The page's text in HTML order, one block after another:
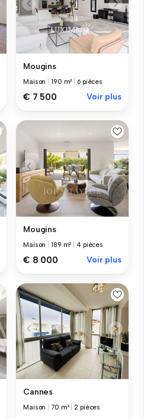
Mougins
Maison |190 m² 6 pièces
€ 7 500 Voir plus
Mougins
Maison |189 m² 4 pièces
€ 8 000 Voir plus
Cannes
Maison |70 m² |2 pièces